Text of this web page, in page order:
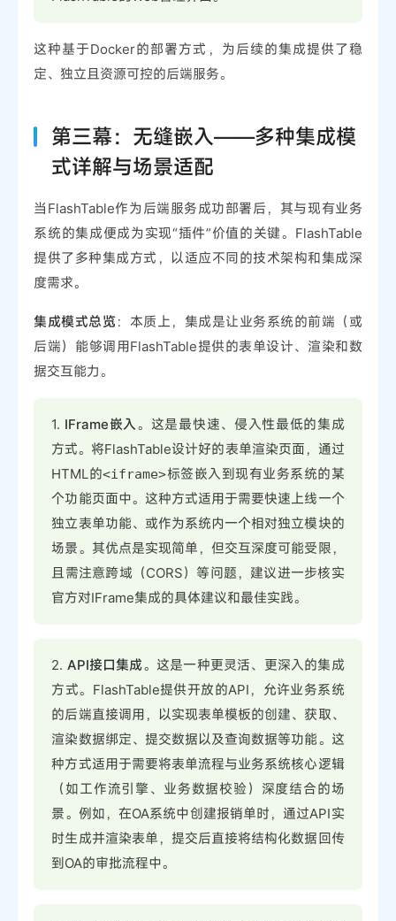
这种基于Docker的部署方式，为后续的集成提供了稳
定、独立且资源可控的后端服务。
第三幕：无缝嵌入——多种集成模
式详解与场景适配
当FlashTable作为后端服务成功部署后，其与现有业务
系统的集成便成为实现“插件”价值的关键。FlashTable
提供了多种集成方式，以适应不同的技术架构和集成深
度需求。
集成模式总览 ：本质上，集成是让业务系统的前端（或
后端）能够调用FlashTable提供的表单设计、渲染和数
据交互能力。
1. IFrame嵌入。这是最快速、侵入性最低的集成
方式。将FlashTable设计好的表单渲染页面，通过
HTML的<iframe>标签嵌入到现有业务系统的某
个功能页面中。这种方式适用于需要快速上线一个
独立表单功能、或作为系统内一个相对独立模块的
场景。其优点是实现简单，但交互深度可能受限，
且需注意跨域（CORS）等问题，建议进一步核实
官方对IFrame集成的具体建议和最佳实践。
2. API接口集成。这是一种更灵活、更深入的集成
方式。FlashTable提供开放的API，允许业务系统
的后端直接调用，以实现表单模板的创建、获取、
渲染数据绑定、提交数据以及查询数据等功能。这
种方式适用于需要将表单流程与业务系统核心逻辑
（如工作流引擎、业务数据校验）深度结合的场
景。例如，在OA系统中创建报销单时，通过API实
时生成并渲染表单，提交后直接将结构化数据回传
到OA的审批流程中。